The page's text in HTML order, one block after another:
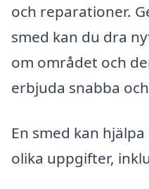
och reparationer.
smed kan du dra
om området och
erbjuda snabba
En smed kan
olika uppgifter,